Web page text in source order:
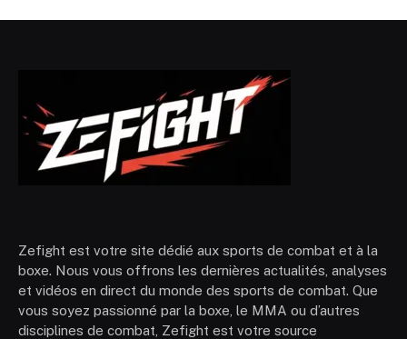
Zefight est votre site dédié aux sports de combat et à la
boxe. Nous vous offrons les dernières actualités, analyses
et vidéos en direct du monde des sports de combat. Que
vous soyez passionné par la boxe, le MMA ou d’autres
disciplines de combat, Zefight est votre source